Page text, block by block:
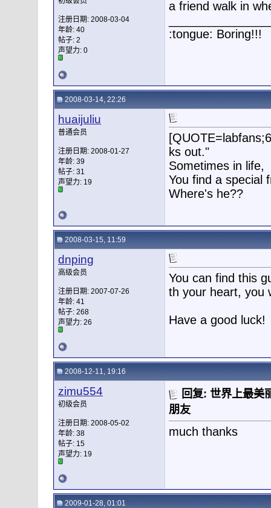
注册日期: 2008-03-04
年龄: 40
帖子: 2
声望力: 0
a friend walk in
:tongue: Boring!!!
2008-03-14, 22:26
huaijuliu
普通会员
注册日期: 2008-01-27
年龄: 39
帖子: 31
声望力: 19
ks out."
Sometimes in life,
You find a special
Where's he??
2008-03-15, 11:59
dnping
高级会员
注册日期: 2007-07-26
年龄: 41
帖子: 268
声望力: 26
You can find this
th your heart, you
Have a good luck!
2008-12-11, 19:16
zimu554
初级会员
注册日期: 2008-05-02
年龄: 38
帖子: 15
声望力: 19
回复: 世界上最
朋友
much thanks
2009-01-28, 01:01